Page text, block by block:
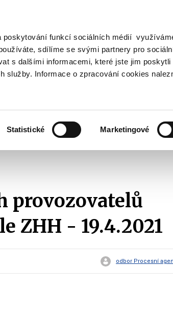
poskytování funkcí sociálních médií
sdílíme se svými partnery pro
s dalšími informacemi, které jste jim poskytli
služby. Informace o zpracování cookies
Statistické Marketingové
Vyhledat
submenu
submenu
účetnictví
legálních provozovatelů (Whitelist)
provozovatelů
ZHH - 19.4.2021
odbor Procesní